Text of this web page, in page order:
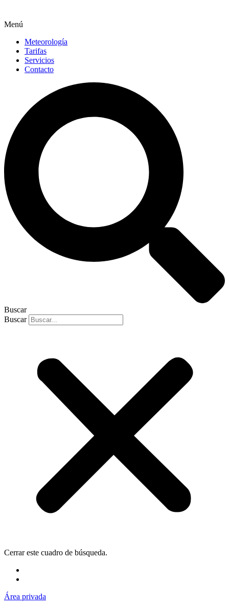
Menú
Meteorología
Tarifas
Servicios
Contacto
Buscar
Buscar
Cerrar este cuadro de búsqueda.
Área privada